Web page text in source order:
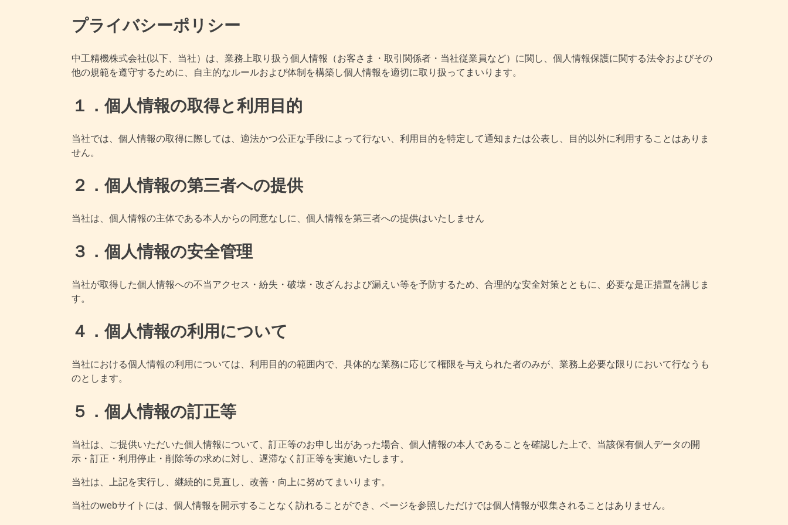
プライバシーポリシー
中工精機株式会社(以下、当社）は、業務上取り扱う個人情報（お客さま・取引関係者・当社従業員など）に関し、個人情報保護に関する法令およびその
他の規範を遵守するために、自主的なルールおよび体制を構築し個人情報を適切に取り扱ってまいります。
１．個人情報の取得と利用目的
当社では、個人情報の取得に際しては、適法かつ公正な手段によって行ない、利用目的を特定して通知または公表し、目的以外に利用することはありま
せん。
２．個人情報の第三者への提供
当社は、個人情報の主体である本人からの同意なしに、個人情報を第三者への提供はいたしません
３．個人情報の安全管理
当社が取得した個人情報への不当アクセス・紛失・破壊・改ざんおよび漏えい等を予防するため、合理的な安全対策とともに、必要な是正措置を講じま
す。
４．個人情報の利用について
当社における個人情報の利用については、利用目的の範囲内で、具体的な業務に応じて権限を与えられた者のみが、業務上必要な限りにおいて行なうも
のとします。
５．個人情報の訂正等
当社は、ご提供いただいた個人情報について、訂正等のお申し出があった場合、個人情報の本人であることを確認した上で、当該保有個人データの開
示・訂正・利用停止・削除等の求めに対し、遅滞なく訂正等を実施いたします。
当社は、上記を実行し、継続的に見直し、改善・向上に努めてまいります。
当社のwebサイトには、個人情報を開示することなく訪れることができ、ページを参照しただけでは個人情報が収集されることはありません。